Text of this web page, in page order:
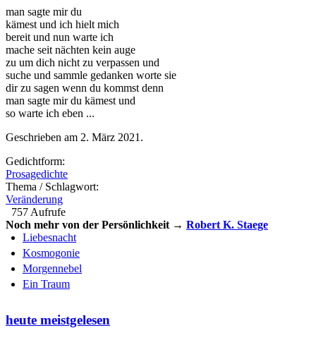
man sagte mir du
kämest und ich hielt mich
bereit und nun warte ich
mache seit nächten kein auge
zu um dich nicht zu verpassen und
suche und sammle gedanken worte sie
dir zu sagen wenn du kommst denn
man sagte mir du kämest und
so warte ich eben ...
Geschrieben am 2. März 2021.
Gedichtform:
Prosagedichte
Thema / Schlagwort:
Veränderung
757 Aufrufe
Noch mehr von der Persönlichkeit → Robert K. Staege
Liebesnacht
Kosmogonie
Morgennebel
Ein Traum
heute meistgelesen